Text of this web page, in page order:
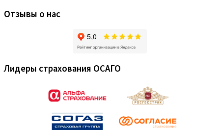
Отзывы о нас
Лидеры страхования ОСАГО